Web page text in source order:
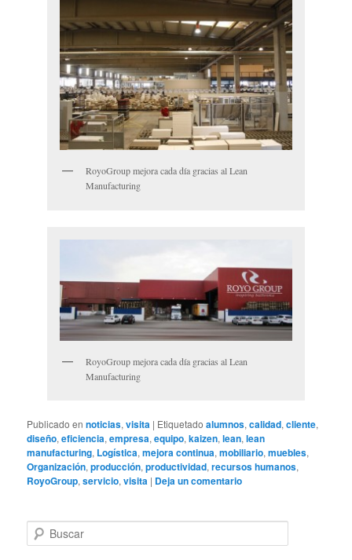
RoyoGroup mejora cada día gracias al Lean
Manufacturing
RoyoGroup mejora cada día gracias al Lean
Manufacturing
Publicado en noticias,visita | Etiquetado alumnos,calidad,cliente,
diseño,eficiencia,empresa,equipo,kaizen,lean,lean
manufacturing, Logística,mejora continua,mobiliario,muebles,
Organización,producción,productividad,recursos humanos,
RoyoGroup,servicio,visita | Deja un comentario
u